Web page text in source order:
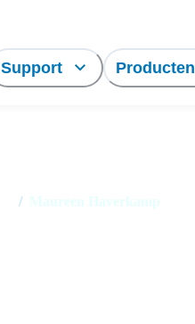
Support Producten
/ Maureen Haverkamp